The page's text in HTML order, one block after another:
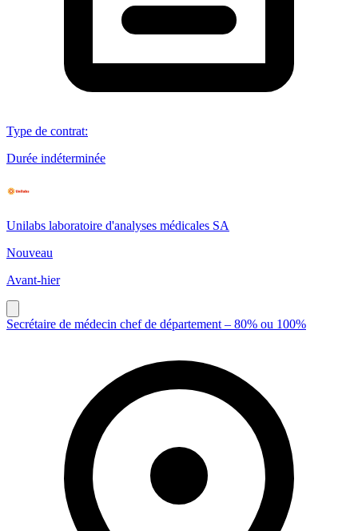
Type de contrat:
Durée indéterminée
Unilabs laboratoire d'analyses médicales SA
Nouveau
Avant-hier
Secrétaire de médecin chef de département – 80% ou 100%